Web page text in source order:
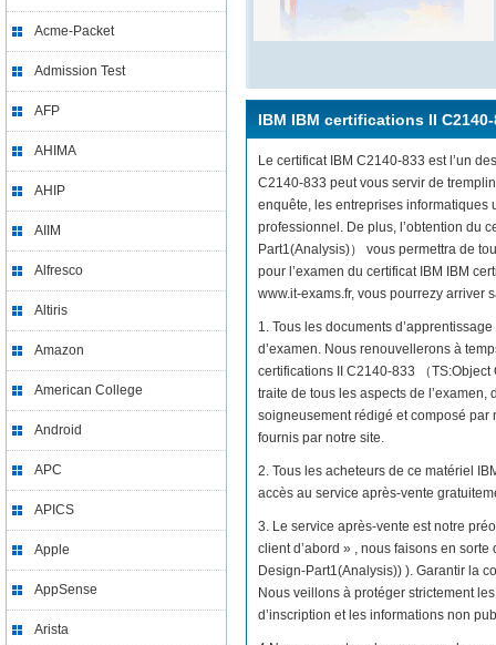
Acme-Packet
Admission Test
AFP
AHIMA
AHIP
AIIM
Alfresco
Altiris
Amazon
American College
Android
APC
APICS
Apple
AppSense
Arista
IBM IBM certifications II C2140-
Le certificat IBM C2140-833 est l’un
C2140-833 peut vous servir de
enquête, les entreprises informatiques
professionnel. De plus, l’obtention du
Part1(Analysis)） vous permettra de
pour l’examen du certificat IBM IBM
www.it-exams.fr, vous pourrezy arriver
1. Tous les documents
d’examen. Nous renouvellerons à
certifications II C2140-833 （
traite de tous les aspects de
soigneusement rédigé et composé par
fournis par notre site.
2. Tous les acheteurs de ce matériel
accès au service après-vente
3. Le service après-vente est notre
client d’abord » , nous faisons en
Design-Part1(Analysis)) ). Garantir la
Nous veillons à protéger strictement
d’inscription et les informations non